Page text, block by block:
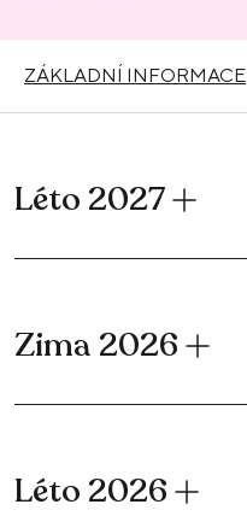
ZÁKLADNÍ INFORMACE
Léto 2027
Zima 2026
Léto 2026